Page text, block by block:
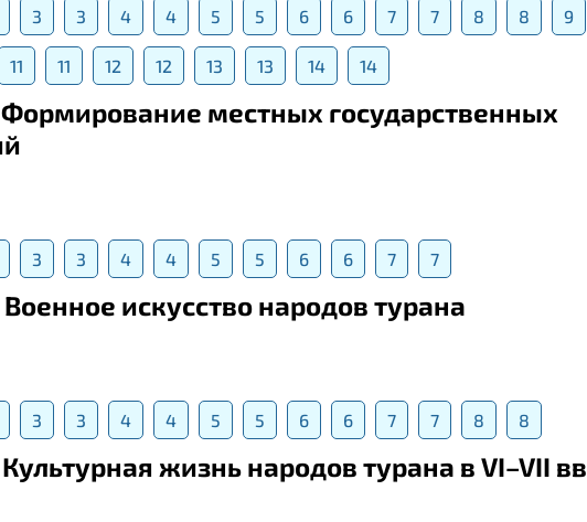
3 3 4 4 5 5 6 6 7 7 8 8 9
11 11 12 12 13 13 14 14
местных государственных
3 3 4 4 5 5 6 6 7 7
искусство народов турана
3 3 4 4 5 5 6 6 7 7 8 8
жизнь народов турана в VI–VII вв